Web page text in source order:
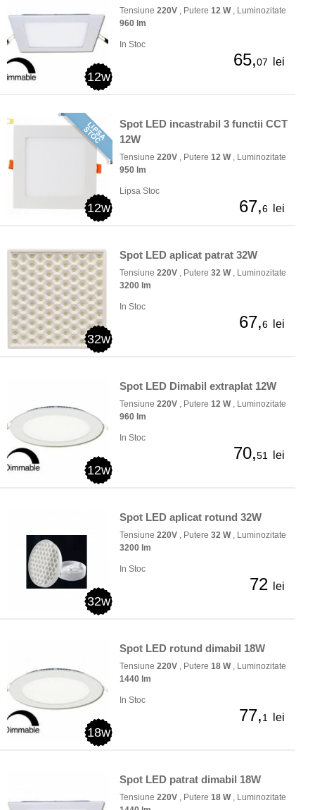
12w
Tensiune 220V , Putere 12 W, Luminozitate
960 lm
In Stoc
65,07 lei
12w
Spot LED incastrabil 3 functii CCT
12W
Tensiune 220V , Putere 12 W, Luminozitate
950 lm
Lipsa Stoc
67,6 lei
32w
Spot LED aplicat patrat 32W
Tensiune 220V , Putere 32 W, Luminozitate
3200 lm
In Stoc
67,6 lei
12w
Spot LED Dimabil extraplat 12W
Tensiune 220V , Putere 12 W, Luminozitate
960 lm
In Stoc
70,51 lei
32w
Spot LED aplicat rotund 32W
Tensiune 220V , Putere 32 W, Luminozitate
3200 lm
In Stoc
72 lei
18w
Spot LED rotund dimabil 18W
Tensiune 220V , Putere 18 W, Luminozitate
1440 lm
In Stoc
77,1 lei
Spot LED patrat dimabil 18W
Tensiune 220V , Putere 18 W, Luminozitate